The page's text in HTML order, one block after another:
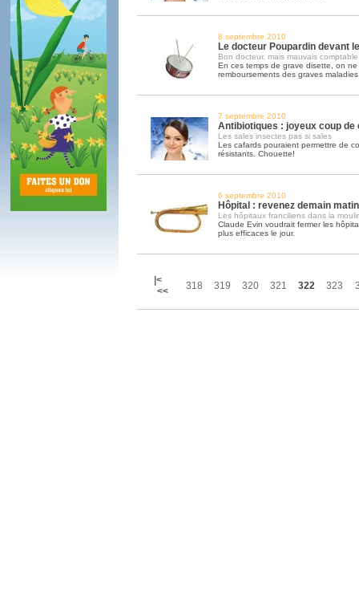
8 septembre 2010
Le docteur Poupardin devant
Bon docteur, mais mauvais comptable
En ces temps de grave disette, on
remboursements des graves
7 septembre 2010
Antibiotiques : joyeux coup de
Les sales insectes pas si sales
Les cafards pouraient permettre de
résistants. Chouette!
6 septembre 2010
Hôpital : revenez demain
Les hôpitaux franciliens dans la
Claude Evin voudrait fermer les
plus efficaces le jour.
|<
<<
318 319 320 321 322 323